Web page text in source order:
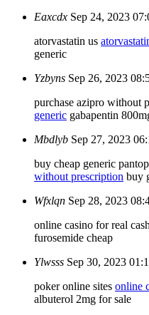
Eaxcdx Sep 24, 2023
atorvastatin us
generic
Yzbyns Sep 26, 2023
purchase azipro without
generic gabapentin
Mbdlyb Sep 27, 2023
buy cheap generic
without prescription buy
Wfxlqn Sep 28, 2023
online casino for real cash
furosemide cheap
Ylwsss Sep 30, 2023
poker online sites online
albuterol 2mg for sale